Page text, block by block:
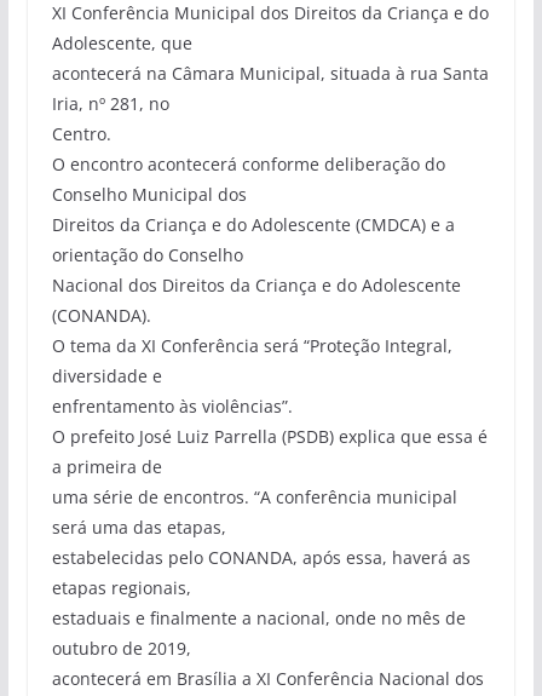
XI Conferência Municipal dos Direitos da Criança e do
Adolescente, que
acontecerá na Câmara Municipal, situada à rua Santa
Iria, nº 281, no
Centro.
O encontro acontecerá conforme deliberação do
Conselho Municipal dos
Direitos da Criança e do Adolescente (CMDCA) e a
orientação do Conselho
Nacional dos Direitos da Criança e do Adolescente
(CONANDA).
O tema da XI Conferência será “Proteção Integral,
diversidade e
enfrentamento às violências”.
O prefeito José Luiz Parrella (PSDB) explica que essa é
a primeira de
uma série de encontros. “A conferência municipal
será uma das etapas,
estabelecidas pelo CONANDA, após essa, haverá as
etapas regionais,
estaduais e finalmente a nacional, onde no mês de
outubro de 2019,
acontecerá em Brasília a XI Conferência Nacional dos